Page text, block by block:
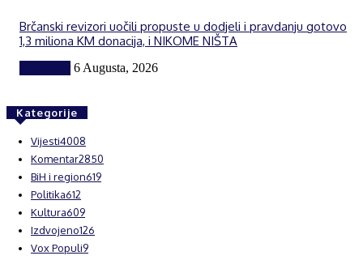
Brčanski revizori uočili propuste u dodjeli i pravdanju gotovo
1,3 miliona KM donacija, i NIKOME NIŠTA
6 Augusta, 2026
Kategorije
Vijesti4008
Komentar2850
BiH i region619
Politika612
Kultura609
Izdvojeno126
Vox Populi9